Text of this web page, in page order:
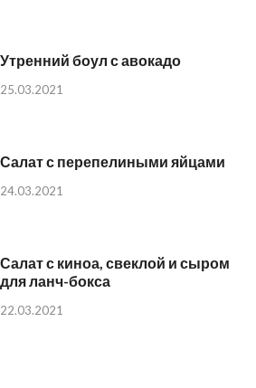
Утренний боул с авокадо
25.03.2021
Салат с перепелиными яйцами
24.03.2021
Салат с киноа, свеклой и сыром
для ланч-бокса
22.03.2021